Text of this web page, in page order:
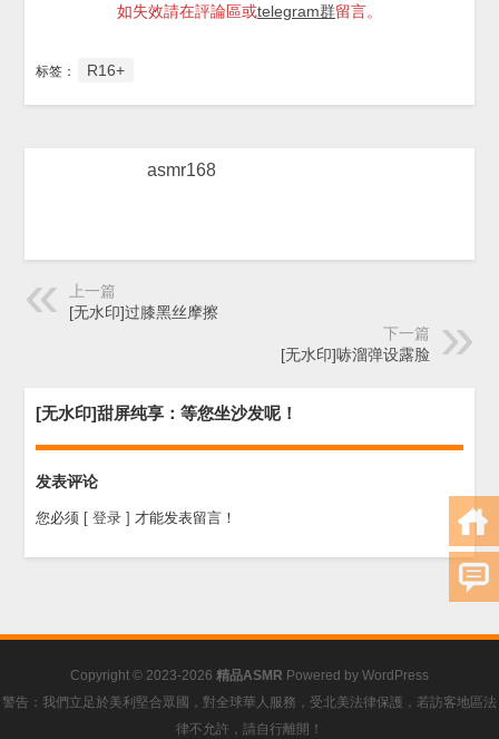
如失效請在評論區或telegram群留言。
标签： R16+
asmr168
上一篇
[无水印]过膝黑丝摩擦
下一篇
[无水印]哧溜弹设露脸
[无水印]甜屏纯享：等您坐沙发呢！
发表评论
您必须 [ 登录 ] 才能发表留言！
Copyright © 2023-2026 精品ASMR Powered by WordPress
警告：我們立足於美利堅合眾國，對全球華人服務，受北美法律保護，若訪客地區法
律不允許，請自行離開！